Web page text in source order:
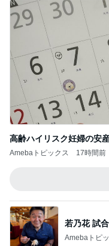
高齢ハイリスク妊婦の安
Amebaトピックス 17時間前
若乃花 試
Amebaトピ